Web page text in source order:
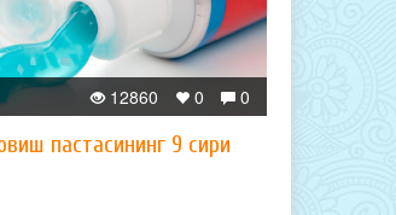
0
0
12860
пастасининг 9 сири